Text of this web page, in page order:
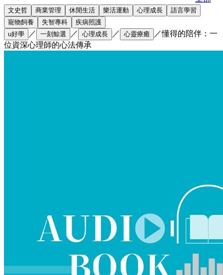
文史哲 商業管理 休閒生活 樂活運動 心理成長
語言學習
寵物飼養
失智專科
疾病照護
u好學
／ 一刻鯨選 ／ 心理成長 ／ 心靈療癒 ／懂得的陪伴：一
位資深心理師的心法傳承